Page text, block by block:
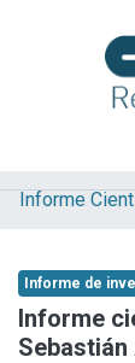
Explorar
Aportar
Statistics
Informe de
Informe